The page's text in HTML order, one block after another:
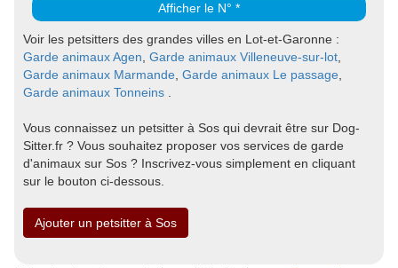
Afficher le N° *
Voir les petsitters des grandes villes en Lot-et-Garonne :
Garde animaux Agen Garde animaux Villeneuve-sur-lot
Garde animaux Marmande Garde animaux Le passage
Garde animaux Tonneins
Vous connaissez un petsitter à Sos qui devrait être sur Dog-
Sitter.fr ? Vous souhaitez proposer vos services de garde
d'animaux sur Sos ? Inscrivez-vous simplement en cliquant
sur le bouton ci-dessous.
Ajouter un petsitter à Sos